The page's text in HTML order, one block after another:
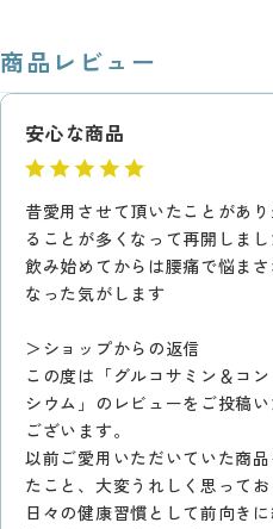
商品レビュー
安心な商品
昔愛用させて頂いたことがあ
ることが多くなって再開しまし
飲み始めてからは腰痛で悩ま
なった気がします
＞ショップからの返信
この度は「グルコサミン＆コ
シウム」のレビューをご投稿
ございます。
以前ご愛用いただいていた商
たこと、大変うれしく思ってお
日々の健康習慣として前向き